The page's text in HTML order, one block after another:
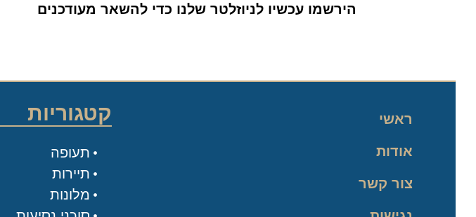
הירשמו עכשיו לניוזלטר שלנו כדי להשאר מעודכנים
ראשי
אודות
צור קשר
קטגוריות
תעופה
תיירות
מלונות